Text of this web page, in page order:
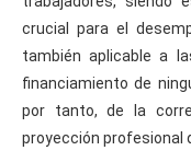
crucial para el
también aplicable a
financiamiento de
por tanto, de la
proyección profesional